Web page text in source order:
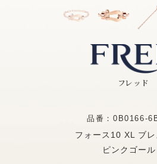
フレッド
品番：0B0166-
フォース10 XL ブレ
ピンクゴール